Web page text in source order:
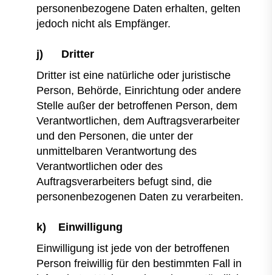
personenbezogene Daten erhalten, gelten
jedoch nicht als Empfänger.
j) Dritter
Dritter ist eine natürliche oder juristische
Person, Behörde, Einrichtung oder andere
Stelle außer der betroffenen Person, dem
Verantwortlichen, dem Auftragsverarbeiter
und den Personen, die unter der
unmittelbaren Verantwortung des
Verantwortlichen oder des
Auftragsverarbeiters befugt sind, die
personenbezogenen Daten zu verarbeiten.
k) Einwilligung
Einwilligung ist jede von der betroffenen
Person freiwillig für den bestimmten Fall in